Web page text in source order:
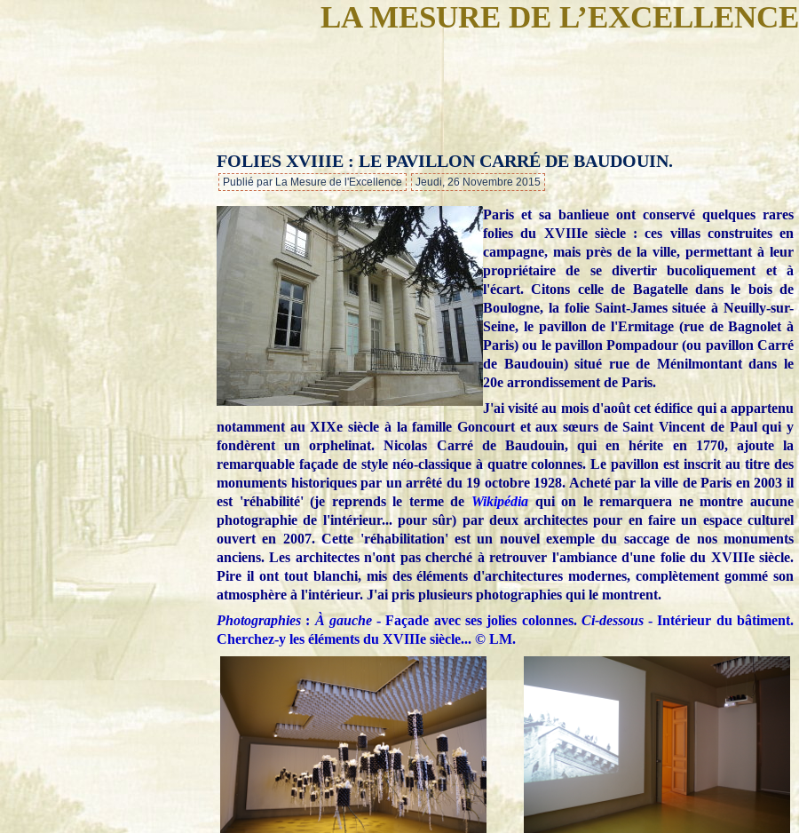
LA MESURE DE L’EXCELLENCE
…
FOLIES XVIIIE : LE PAVILLON CARRÉ DE BAUDOUIN.
Publié par La Mesure de l'Excellence Jeudi, 26 Novembre 2015
Paris et sa banlieue ont conservé quelques rares
folies du XVIIIe siècle : ces villas construites en
campagne, mais près de la ville, permettant à leur
propriétaire de se divertir bucoliquement et à
l'écart. Citons celle de Bagatelle dans le bois de
Boulogne, la folie Saint-James située à Neuilly-sur-
Seine, le pavillon de l'Ermitage (rue de Bagnolet à
Paris) ou le pavillon Pompadour (ou pavillon Carré
de Baudouin) situé rue de Ménilmontant dans le
20e arrondissement de Paris.
J'ai visité au mois d'août cet édifice qui a appartenu
notamment au XIXe siècle à la famille Goncourt et aux sœurs de Saint Vincent de Paul qui y
fondèrent un orphelinat. Nicolas Carré de Baudouin, qui en hérite en 1770, ajoute la
remarquable façade de style néo-classique à quatre colonnes. Le pavillon est inscrit au titre des
monuments historiques par un arrêté du 19 octobre 1928. Acheté par la ville de Paris en 2003 il
est 'réhabilité' (je reprends le terme de Wikipédiaqui on le remarquera ne montre aucune
photographie de l'intérieur... pour sûr) par deux architectes pour en faire un espace culturel
ouvert en 2007. Cette 'réhabilitation' est un nouvel exemple du saccage de nos monuments
anciens. Les architectes n'ont pas cherché à retrouver l'ambiance d'une folie du XVIIIe siècle.
Pire il ont tout blanchi, mis des éléments d'architectures modernes, complètement gommé son
atmosphère à l'intérieur. J'ai pris plusieurs photographies qui le montrent.
Photographies : À gauche- Façade avec ses jolies colonnes. Ci-dessous- Intérieur du bâtiment.
Cherchez-y les éléments du XVIIIe siècle... © LM.